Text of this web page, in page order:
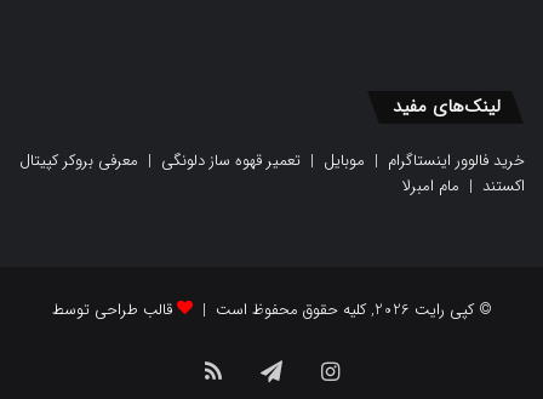
لینک‌های مفید
خرید فالوور اینستاگرام | موبایل | تعمیر قهوه ساز دلونگی | معرفی بروکر کپیتال
اکستند | مام امبرلا
© کپی رایت 2026, کلیه حقوق محفوظ است | قالب طراحی توسط
اینستاگرامتلگرامخوراک